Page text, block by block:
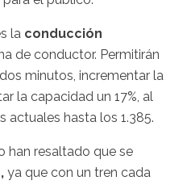
la conducción
de conductor. Permitirán
minutos, incrementar la
la capacidad un 17%, al
actuales hasta los 1.385.
han resaltado que se
ya que con un tren cada